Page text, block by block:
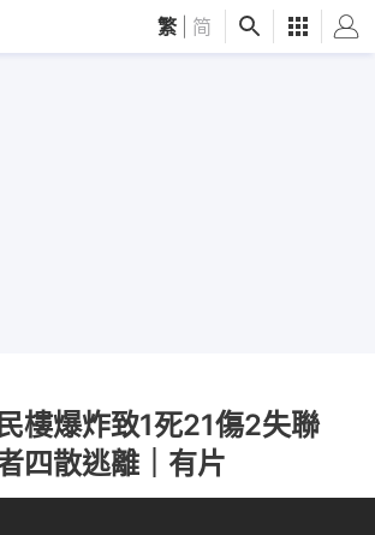
繁 简
樓爆炸致1死21傷2失聯
四散逃離｜有片